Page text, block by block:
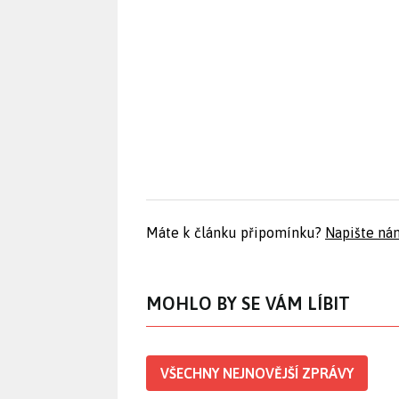
Máte k článku připomínku? Napište
MOHLO BY SE VÁM LÍBIT
VŠECHNY NEJNOVĚJŠÍ ZPRÁVY